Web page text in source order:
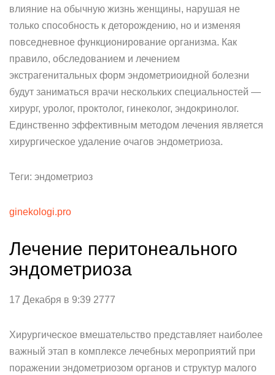
влияние на обычную жизнь женщины, нарушая не
только способность к деторождению, но и изменяя
повседневное функционирование организма. Как
правило, обследованием и лечением
экстрагенитальных форм эндометриоидной болезни
будут заниматься врачи нескольких специальностей —
хирург, уролог, проктолог, гинеколог, эндокринолог.
Единственно эффективным методом лечения является
хирургическое удаление очагов эндометриоза.
Теги: эндометриоз
ginekologi.pro
Лечение перитонеального
эндометриоза
17 Декабря в 9:39 2777
Хирургическое вмешательство представляет наиболее
важный этап в комплексе лечебных мероприятий при
поражении эндометриозом органов и структур малого